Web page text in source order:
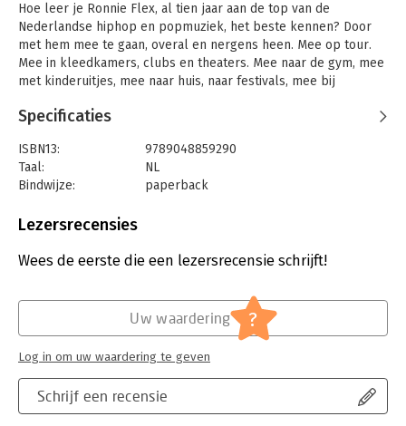
Hoe leer je Ronnie Flex, al tien jaar aan de top van de
Nederlandse hiphop en popmuziek, het beste kennen? Door
met hem mee te gaan, overal en nergens heen. Mee op tour.
Mee in kleedkamers, clubs en theaters. Mee naar de gym, mee
met kinderuitjes, mee naar huis, naar festivals, mee bij
rechter.
Dat is wat Leon Verdonschot de afgelopen drie jaar deed. Naar
Ronnie kijken, naar hem luisteren, hem spreken, vaak lang en
soms kort (maar vooral heel vaak) en ook met iedereen om
oma tot zijn bandleden.
Langzaam maar zeker drong hij door tot Ronnie. Tot zijn
creativiteit, zijn charmes en onhebbelijkheden, zijn ambities en
persoonlijkheid. Lees dit boek en kom dichterbij dan ooit.
Specificaties
ISBN13:
9789048859290
Taal:
NL
Bindwijze:
paperback
Uitgever:
Verschijningsdatum:
16-6-2023
Literatuur en romans
Lezersrecensies
Wees de eerste die een lezersrecensie schrijft!
Schrijf een recensie
Uw waardering ?
Log in om uw waardering te geven